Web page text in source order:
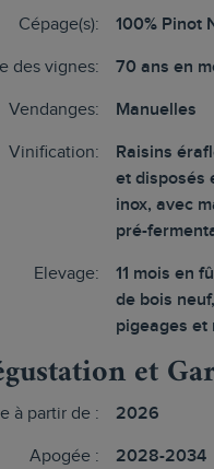
Cépage(s): 100% Pinot
des vignes: 70 ans en
Vendanges: Manuelles
Vinification:
Raisins
et disposés
inox, avec
pré-
Elevage:
11 mois en
de bois
pigeages et
et
à partir de : 2026
Apogée : 2028-2034